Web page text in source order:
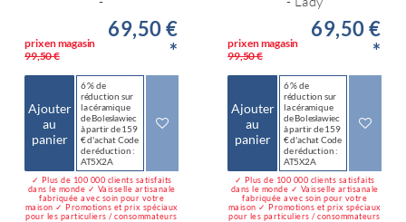
prix en magasin
99,50 €
69,50 €
*
Ajouter
au
panier
6 % de
réduction sur
la céramique
de Bolesławiec
à partir de 159
€ d'achat Code
de réduction :
AT5X2A
✓ Plus de 100 000 clients satisfaits
dans le monde ✓ Vaisselle artisanale
fabriquée avec soin pour votre
maison ✓ Promotions et prix spéciaux
pour les particuliers / consommateurs
prix en magasin
99,50 €
69,50 €
*
Ajouter
au
panier
6 % de
réduction sur
la céramique
de Bolesławiec
à partir de 159
€ d'achat Code
de réduction :
AT5X2A
✓ Plus de 100 000 clients satisfaits
dans le monde ✓ Vaisselle artisanale
fabriquée avec soin pour votre
maison ✓ Promotions et prix spéciaux
pour les particuliers / consommateurs